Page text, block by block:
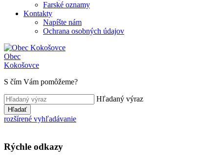
Farské oznamy
Kontakty
Napíšte nám
Ochrana osobných údajov
Obec
Kokošovce
S čím Vám pomôžeme?
Hľadaný výraz
Hľadať
rozšírené vyhľadávanie
Rýchle odkazy